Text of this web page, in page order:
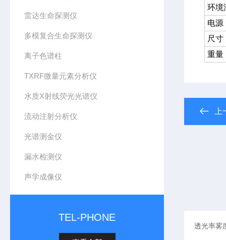
雷达生命探测仪
多模复合生命探测仪
离子色谱柱
TXRF微量元素分析仪
水质X射线荧光光谱仪
流动注射分析仪
光谱测金仪
漏水检测仪
声学成像仪
TEL-PHONE
环境
电源
尺寸
重量